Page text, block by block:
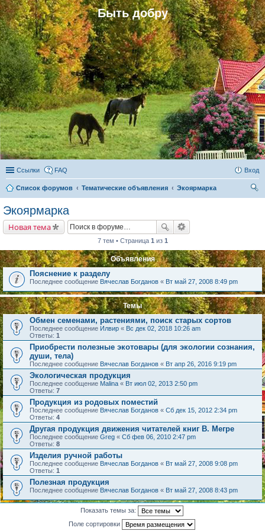
Быть добру
Ссылки FAQ Вход
Список форумов Тематические объявления
Экоярмарка
Экоярмарка
Новая тема
7 тем • Страница 1 из 1
Объявления
Пояснение к разделу
Последнее сообщение Вячеслав Богданов « Вт май 27, 2008 8:49 pm
Темы
Обмен семенами, растениями, поиск старых сортов
Последнее сообщение Илвир « Вс дек 02, 2018 10:26 am
Ответы: 1
Приобрести полезные экотовары (для экологии сознания,
души, тела)
Последнее сообщение Вячеслав Богданов « Вт апр 26, 2016 9:19 pm
Экологическая продукция
Последнее сообщение Malina « Вт июл 02, 2013 2:50 pm
Ответы: 7
Продукция из родовых поместий
Последнее сообщение Вячеслав Богданов « Сб дек 15, 2012 2:34 pm
Ответы: 4
Другая продукция движения читателей книг В. Мегре
Последнее сообщение Greg « Сб фев 06, 2010 2:47 pm
Ответы: 8
Изделия ручной работы
Последнее сообщение Вячеслав Богданов « Вт май 27, 2008 9:08 pm
Ответы: 1
Полезная продукция
Последнее сообщение Вячеслав Богданов « Вт май 27, 2008 8:43 pm
Показать темы за:
Поле сортировки